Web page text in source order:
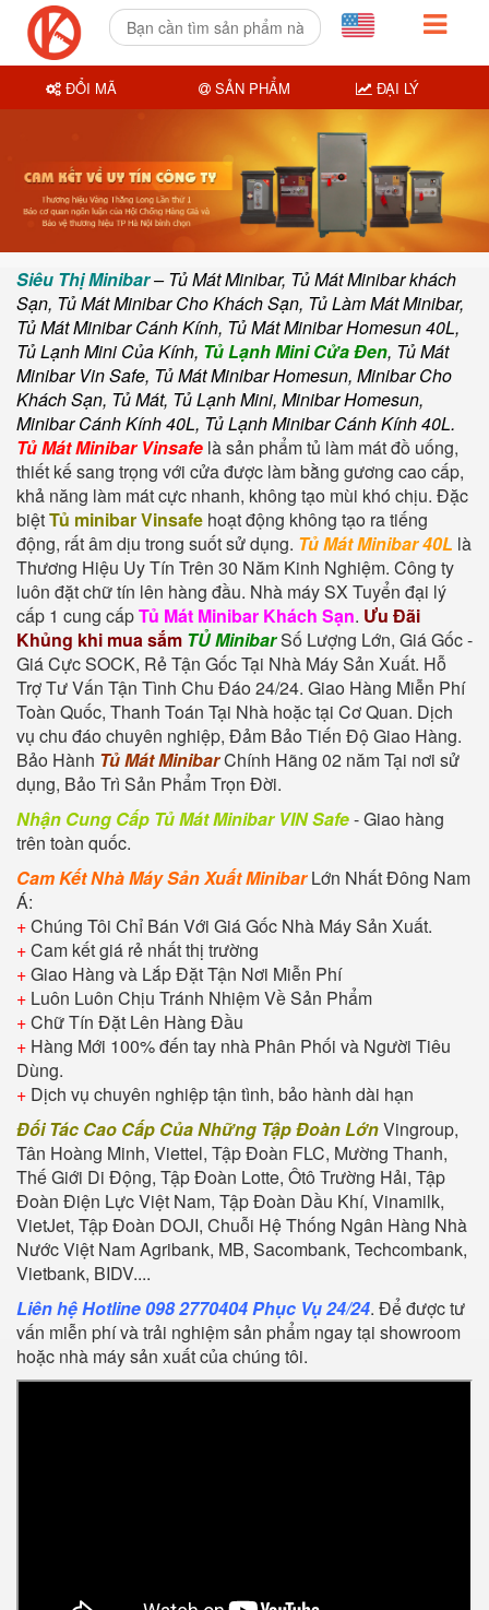
Siêu Thị Minibar– Tủ Mát Minibar, Tủ Mát Minibar khách
Sạn, Tủ Mát Minibar Cho Khách Sạn, Tủ Làm Mát Minibar,
Tủ Mát Minibar Cánh Kính, Tủ Mát Minibar Homesun 40L,
Tủ Lạnh Mini Của Kính, Tủ Lạnh Mini Cửa Đen, Tủ Mát
Minibar Vin Safe, Tủ Mát Minibar Homesun, Minibar Cho
Khách Sạn, Tủ Mát, Tủ Lạnh Mini, Minibar Homesun,
Minibar Cánh Kính 40L, Tủ Lạnh Minibar Cánh Kính 40L.
Tủ Mát Minibar Vinsafe là sản phẩm tủ làm mát đồ uống,
thiết kế sang trọng với cửa được làm bằng gương cao cấp,
khả năng làm mát cực nhanh, không tạo mùi khó chịu. Đặc
biệtTủ minibar Vinsafe hoạt động không tạo ra tiếng
động, rất âm dịu trong suốt sử dụng. Tủ Mát Minibar 40L là
Thương Hiệu Uy Tín Trên 30 Năm Kinh Nghiệm. Công ty
luôn đặt chữ tín lên hàng đầu. Nhà máy SX Tuyển đại lý
cấp 1 cung cấpTủ Mát Minibar Khách Sạn. Ưu Đãi
Khủng khi mua sắm TỦ MinibarSố Lượng Lớn, Giá Gốc -
Giá Cực SOCK, Rẻ Tận Gốc Tại Nhà Máy Sản Xuất. Hỗ
Trợ Tư Vấn Tận Tình Chu Đáo 24/24. Giao Hàng Miễn Phí
Toàn Quốc, Thanh Toán Tại Nhà hoặc tại Cơ Quan. Dịch
vụ chu đáo chuyên nghiệp, Đảm Bảo Tiến Độ Giao Hàng.
Bảo Hành Tủ Mát MinibarChính Hãng 02 năm Tại nơi sử
dụng, Bảo Trì Sản Phẩm Trọn Đời.
Nhận Cung Cấp Tủ Mát Minibar VIN Safe- Giao hàng
trên toàn quốc.
Cam Kết Nhà Máy Sản Xuất MinibarLớn Nhất Đông Nam
Á:
+Chúng Tôi Chỉ Bán Với Giá Gốc Nhà Máy Sản Xuất.
+Cam kết giá rẻ nhất thị trường
+Giao Hàng và Lắp Đặt Tận Nơi Miễn Phí
+ Luôn Luôn Chịu Tránh Nhiệm Về Sản Phẩm
+Chữ Tín Đặt Lên Hàng Đầu
+ Hàng Mới 100% đến tay nhà Phân Phối và Người Tiêu
Dùng.
+ Dịch vụ chuyên nghiệp tận tình, bảo hành dài hạn
Đối Tác Cao Cấp Của Những Tập Đoàn LớnVingroup,
Tân Hoàng Minh, Viettel, Tập Đoàn FLC, Mường Thanh,
Thế Giới Di Động, Tập Đoàn Lotte, Ôtô Trường Hải, Tập
Đoàn Điện Lực Việt Nam, Tập Đoàn Dầu Khí, Vinamilk,
VietJet, Tập Đoàn DOJI, Chuỗi Hệ Thống Ngân Hàng Nhà
Nước Việt Nam Agribank, MB, Sacombank, Techcombank,
Vietbank, BIDV....
Liên hệ Hotline 098 2770404 Phục Vụ 24/24. Để được tư
vấn miễn phí và trải nghiệm sản phẩm ngay tại showroom
hoặc nhà máy sản xuất của chúng tôi.
ĐỔI MÃ SẢN PHẨM ĐẠI LÝ